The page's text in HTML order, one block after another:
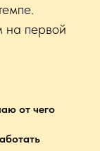
на первой
от чего